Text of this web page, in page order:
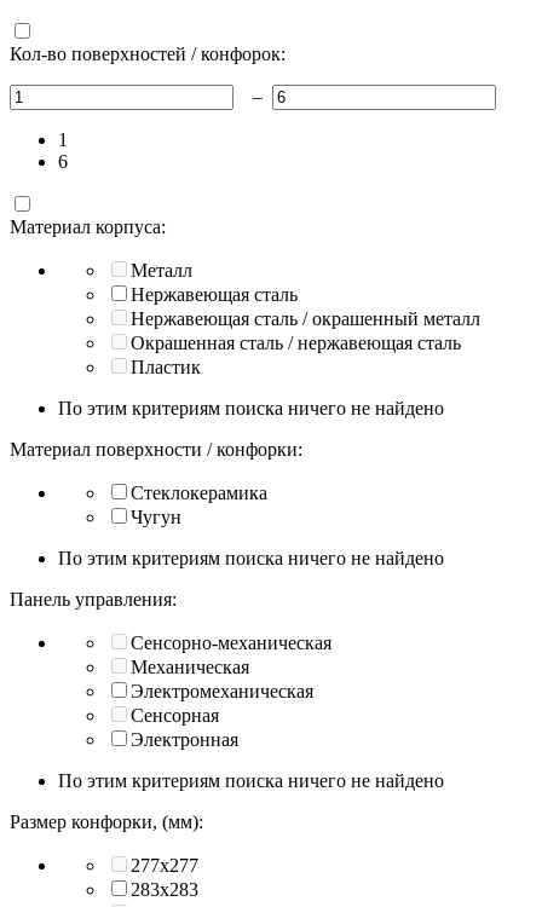
Кол-во поверхностей / конфорок:
–
1
6
Материал корпуса:
Металл
Нержавеющая сталь
Нержавеющая сталь / окрашенный металл
Окрашенная сталь / нержавеющая сталь
Пластик
По этим критериям поиска ничего не найдено
Материал поверхности / конфорки:
Стеклокерамика
Чугун
По этим критериям поиска ничего не найдено
Панель управления:
Сенсорно-механическая
Механическая
Электромеханическая
Сенсорная
Электронная
По этим критериям поиска ничего не найдено
Размер конфорки, (мм):
277x277
283х283